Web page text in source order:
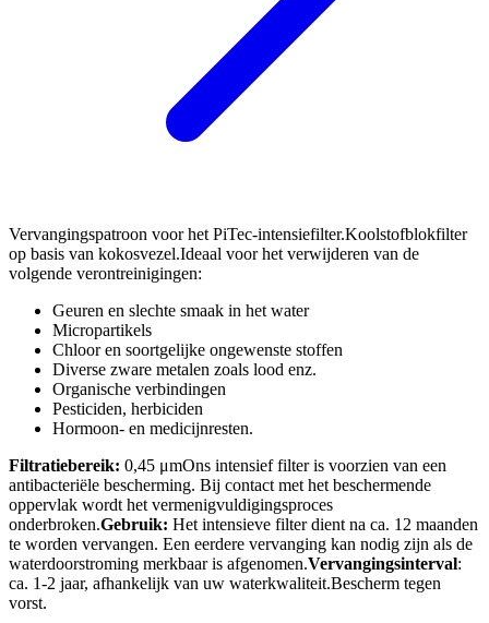
Vervangingspatroon voor het PiTec-intensiefilter.Koolstofblokfilter
op basis van kokosvezel.Ideaal voor het verwijderen van de
volgende verontreinigingen:
Geuren en slechte smaak in het water
Micropartikels
Chloor en soortgelijke ongewenste stoffen
Diverse zware metalen zoals lood enz.
Organische verbindingen
Pesticiden, herbiciden
Hormoon- en medicijnresten.
Filtratiebereik: 0,45 μmOns intensief filter is voorzien van een
antibacteriële bescherming. Bij contact met het beschermende
oppervlak wordt het vermenigvuldigingsproces
onderbroken.Gebruik: Het intensieve filter dient na ca. 12 maanden
te worden vervangen. Een eerdere vervanging kan nodig zijn als de
waterdoorstroming merkbaar is afgenomen.Vervangingsinterval:
ca. 1-2 jaar, afhankelijk van uw waterkwaliteit.Bescherm tegen
vorst.